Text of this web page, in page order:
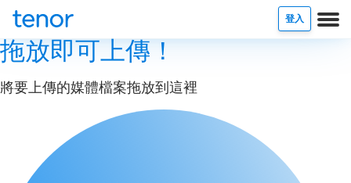
登入
拖放即可上傳！
將要上傳的媒體檔案拖放到這裡